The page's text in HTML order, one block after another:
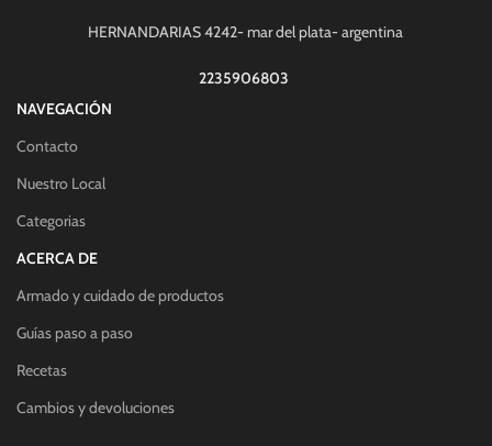
HERNANDARIAS 4242- mar del plata- argentina
2235906803
NAVEGACIÓN
Contacto
Nuestro Local
Categorias
ACERCA DE
Armado y cuidado de productos
Guías paso a paso
Recetas
Cambios y devoluciones